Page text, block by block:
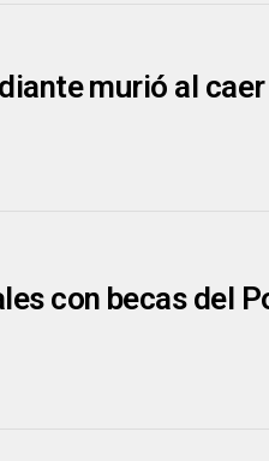
murió al
con becas del